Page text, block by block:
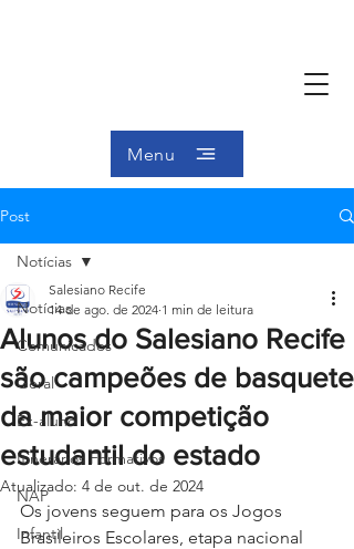
Menu
Post
Notícias
Comunicados
Geral
Ex-aluno
Itinerários Formativos
NAP
Infantil
Notícias
Alunos do Salesiano Recife
são campeões de basquete
da maior competição
estudantil do estado
Salesiano Recife
14 de ago. de 2024 1 min de leitura
Atualizado: 4 de out. de 2024
Os jovens seguem para os Jogos
Brasileiros Escolares, etapa nacional